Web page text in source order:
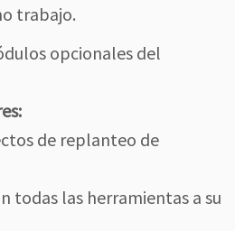
trabajo.
opcionales del
de replanteo de
todas las herramientas a su